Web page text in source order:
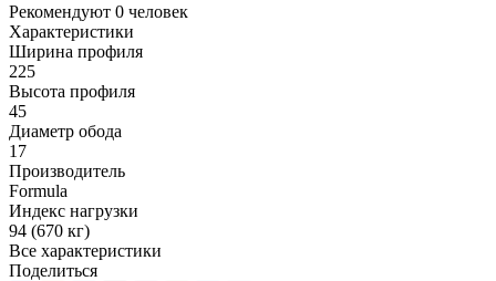
Рекомендуют 0 человек
Характеристики
Ширина профиля
225
Высота профиля
45
Диаметр обода
17
Производитель
Formula
Индекс нагрузки
94 (670 кг)
Все характеристики
Поделиться